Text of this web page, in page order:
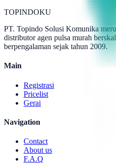
TOPINDOKU
PT. Topindo Solusi Komunika
distributor agen pulsa murah
berpengalaman sejak tahun 2009.
Main
Registrasi
Pricelist
Gerai
Navigation
Contact
About us
F.A.Q